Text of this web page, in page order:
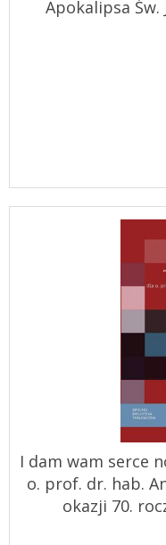
Apokalipsa Św.
I dam wam serce
o. prof. dr. hab.
okazji 70.